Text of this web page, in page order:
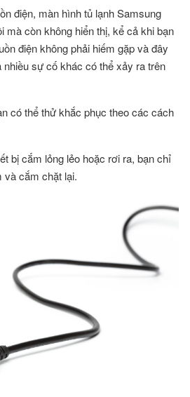
điện, màn hình tủ lạnh Samsung
mà còn không hiển thị, kể cả khi bạn
điện không phải hiếm gặp và đây
nhiều sự cố khác có thể xảy ra trên
có thể thử khắc phục theo các cách
bị cắm lỏng lẻo hoặc rơi ra, bạn chỉ
và cắm chặt lại.